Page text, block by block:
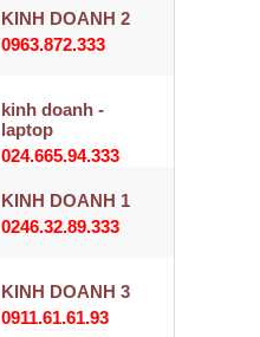
KINH DOANH 2
0963.872.333
kinh doanh -
laptop
024.665.94.333
KINH DOANH 1
0246.32.89.333
KINH DOANH 3
0911.61.61.93